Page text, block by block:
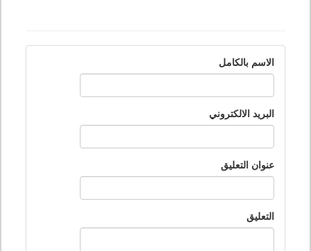
الاسم بالكامل
البريد الالكتروني
عنوان التعليق
التعليق